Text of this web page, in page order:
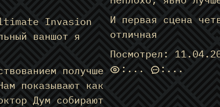
Invasion
ваншот я
получше
показывают как
Дум собирают
И первая сцена
отличная
Посмотрел:
: ... : ...